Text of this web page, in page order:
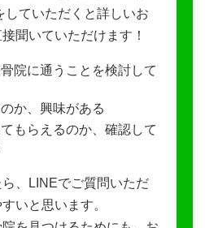
していただくと詳しいお
聞いていただけます！
院に通うことを検討して
か、興味がある
もらえるのか、確認して
、LINEでご質問いただ
いと思います。